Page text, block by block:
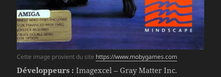
Cette image provient du site https://www.mobygames.com
Développeurs : Imagexcel – Gray Matter Inc.